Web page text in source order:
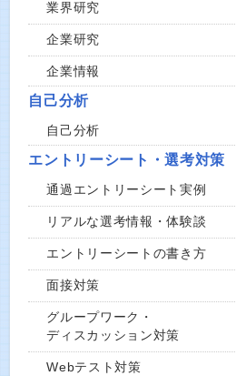
業界研究
企業研究
企業情報
自己分析
自己分析
エントリーシート・選考対策
通過エントリーシート実例
リアルな選考情報・体験談
エントリーシートの書き方
面接対策
グループワーク・
ディスカッション対策
Webテスト対策